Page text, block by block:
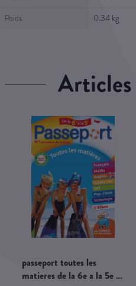
Poids
0.34 kg
passeport toutes les
matieres de la 6e a la 5e -